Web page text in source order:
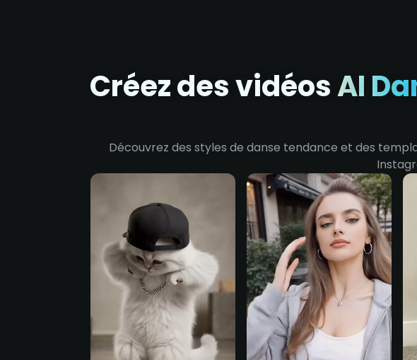
Créez des vidéosAI
Découvrez des styles de danse tendance et des